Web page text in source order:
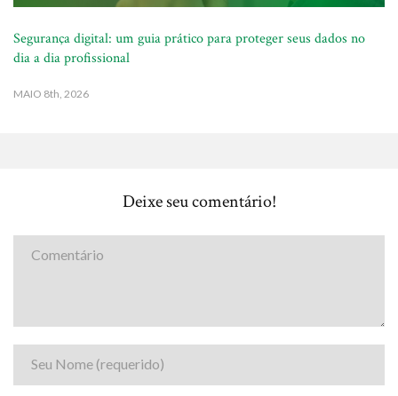
Segurança digital: um guia prático para proteger seus dados no
dia a dia profissional
MAIO 8th, 2026
Deixe seu comentário!